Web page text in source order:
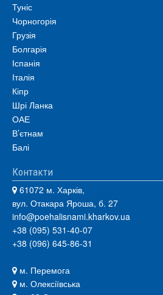
Туніс
Чорногорія
Грузія
Болгарія
Іспанія
Італія
Кіпр
Шрі Ланка
ОАЕ
В’єтнам
Балі
Контакти
61072 м. Харків,
вул. Отакара Яроша, б. 27
info@poehalisnami.kharkov.ua
+38 (095) 531-40-07
+38 (096) 645-86-31
м. Перемога
м. Олексіївська